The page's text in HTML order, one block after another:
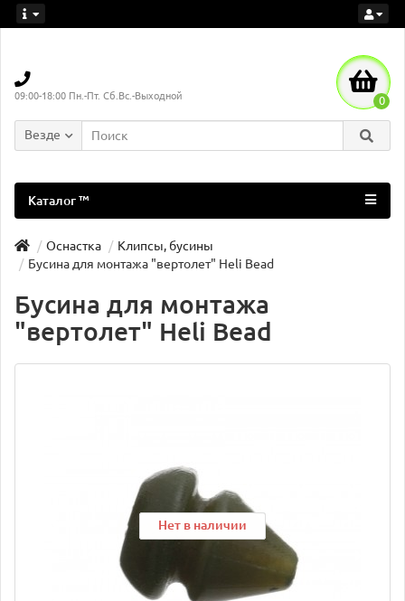
09:00-18:00 Пн.-Пт. Сб.Вс.-Выходной 0
Везде
Каталог ™
Оснастка
Клипсы, бусины
Бусина для монтажа "вертолет" Heli Bead
Бусина для монтажа
"вертолет" Heli Bead
Нет в наличии
Нет в наличии
Нет в наличии